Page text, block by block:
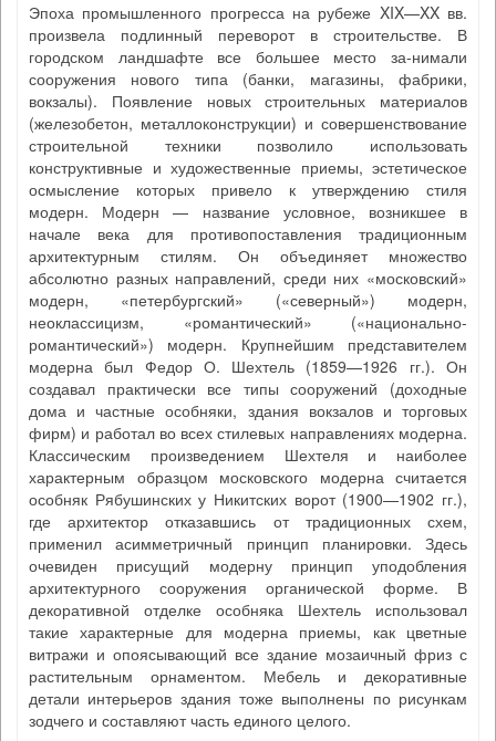
Эпоха промышленного прогресса на рубеже XIX—XX вв.
произвела подлинный переворот в строительстве. В
городском ландшафте все большее место за-нимали
сооружения нового типа (банки, магазины, фабрики,
вокзалы). Появление новых строительных материалов
(железобетон, металлоконструкции) и совершенствование
строительной техники позволило использовать
конструктивные и художественные приемы, эстетическое
осмысление которых привело к утверждению стиля
модерн. Модерн — название условное, возникшее в
начале века для противопоставления традиционным
архитектурным стилям. Он объединяет множество
абсолютно разных направлений, среди них «московский»
модерн, «петербургский» («северный») модерн,
неоклассицизм, «романтический» («национально-
романтический») модерн. Крупнейшим представителем
модерна был Федор О. Шехтель (1859—1926 гг.). Он
создавал практически все типы сооружений (доходные
дома и частные особняки, здания вокзалов и торговых
фирм) и работал во всех стилевых направлениях модерна.
Классическим произведением Шехтеля и наиболее
характерным образцом московского модерна считается
особняк Рябушинских у Никитских ворот (1900—1902 гг.),
где архитектор отказавшись от традиционных схем,
применил асимметричный принцип планировки. Здесь
очевиден присущий модерну принцип уподобления
архитектурного сооружения органической форме. В
декоративной отделке особняка Шехтель использовал
такие характерные для модерна приемы, как цветные
витражи и опоясывающий все здание мозаичный фриз с
растительным орнаментом. Мебель и декоративные
детали интерьеров здания тоже выполнены по рисункам
зодчего и составляют часть единого целого.